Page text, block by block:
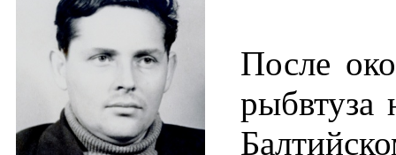
После
рыбвтуза